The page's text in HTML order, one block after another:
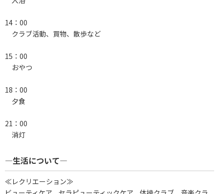
14：00
クラブ活動、買物、散歩など
15：00
おやつ
18：00
夕食
21：00
消灯
―生活について―
≪レクリエーション≫